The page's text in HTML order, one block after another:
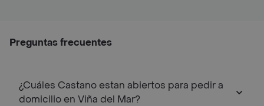
Preguntas frecuentes
¿Cuáles Castano estan abiertos para pedir a
domicilio en Viña del Mar?